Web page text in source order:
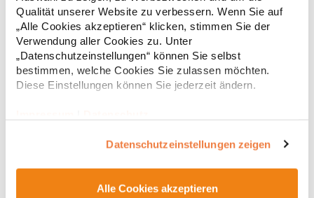
Qualität unserer Website zu verbessern. Wenn Sie auf
„Alle Cookies akzeptieren“ klicken, stimmen Sie der
Verwendung aller Cookies zu. Unter
„Datenschutzeinstellungen“ können Sie selbst
bestimmen, welche Cookies Sie zulassen möchten.
Diese Einstellungen können Sie jederzeit ändern.
Datenschutzeinstellungen zeigen
Alle Cookies akzeptieren
Produktsicherheit: Herstellernummer:TL332HENBURY BV.,
Kingsfordweg 151, Amsterdam, 10436R, The
Netherlandsenquiries@henbury.comGrammatur: 330
g/m²Materialzusammensetzung: 92% Nylon / 8% Elasthan
* Preise inkl. gesetzlicher Mwst. +Versandkosten *